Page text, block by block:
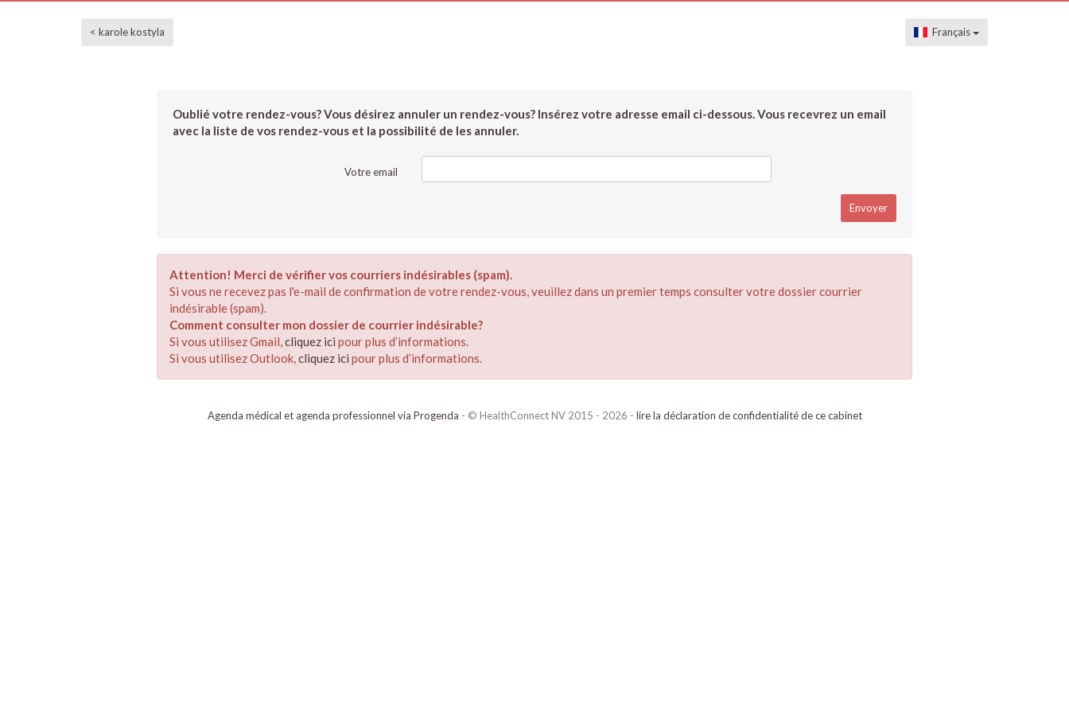
< karole kostyla Français
Oublié votre rendez-vous? Vous désirez annuler un rendez-vous? Insérez votre adresse email ci-dessous. Vous recevrez un email
avec la liste de vos rendez-vous et la possibilité de les annuler.
Votre email
Attention! Merci de vérifier vos courriers indésirables (spam).
Si vous ne recevez pas l'e-mail de confirmation de votre rendez-vous, veuillez dans un premier temps consulter votre dossier courrier
indésirable (spam).
Comment consulter mon dossier de courrier indésirable?
Si vous utilisez Gmail,cliquez ici pour plus d’informations.
Si vous utilisez Outlook,cliquez ici pour plus d’informations.
Agenda médical et agenda professionnel via Progenda - © HealthConnect NV 2015 - 2026 - lire la déclaration de confidentialité de ce cabinet